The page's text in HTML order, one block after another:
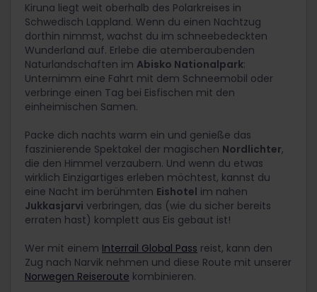
Kiruna liegt weit oberhalb des Polarkreises in
Schwedisch Lappland. Wenn du einen Nachtzug
dorthin nimmst, wachst du im schneebedeckten
Wunderland auf. Erlebe die atemberaubenden
Naturlandschaften im Abisko Nationalpark:
Unternimm eine Fahrt mit dem Schneemobil oder
verbringe einen Tag bei Eisfischen mit den
einheimischen Samen.
Packe dich nachts warm ein und genieße das
faszinierende Spektakel der magischen Nordlichter,
die den Himmel verzaubern. Und wenn du etwas
wirklich Einzigartiges erleben möchtest, kannst du
eine Nacht im berühmten Eishotel im nahen
Jukkasjarvi verbringen, das (wie du sicher bereits
erraten hast) komplett aus Eis gebaut ist!
Wer mit einem Interrail Global Pass reist, kann den
Zug nach Narvik nehmen und diese Route mit unserer
Norwegen Reiseroute kombinieren.